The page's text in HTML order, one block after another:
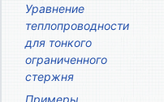
Уравнение
теплопроводности
для тонкого
ограниченного
стержня
Примеры